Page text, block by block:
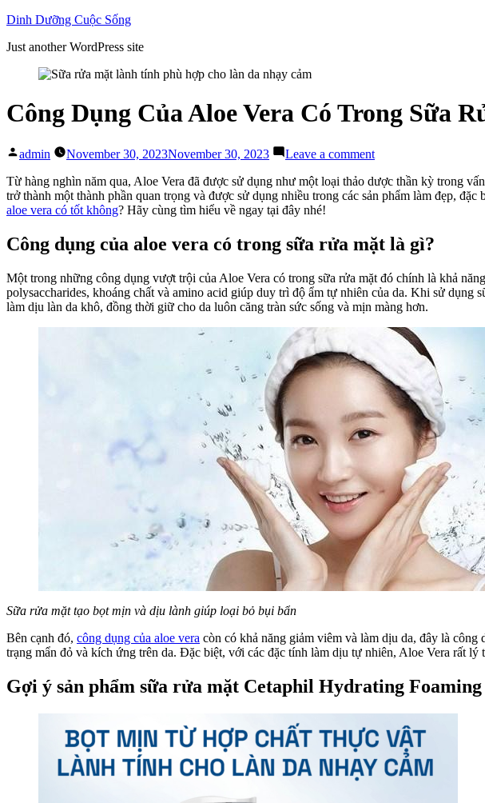
Skip
content
Dinh Dưỡng Cuộc Sống
Just another WordPress site
Công Dụng Của Aloe Vera Có Trong Sữa
Posted
admin November 30, 2023November 30, 2023 Leave a commenton
Dụng
Của
Có
Trong
Rửa
Mặt
Là
Gì?
Từ hàng nghìn năm qua, Aloe Vera đã được sử dụng như một loại thảo dược thần kỳ trong
trở thành một thành phần quan trọng và được sử dụng nhiều trong các sản phẩm làm đẹp,
aloe vera có tốt không? Hãy cùng tìm hiểu về ngay tại đây nhé!
Công dụng của aloe vera có trong sữa rửa mặt là gì?
Một trong những công dụng vượt trội của Aloe Vera có trong sữa rửa mặt đó chính là khả
polysaccharides, khoáng chất và amino acid giúp duy trì độ ẩm tự nhiên của da. Khi sử dụng
làm dịu làn da khô, đồng thời giữ cho da luôn căng tràn sức sống và mịn màng hơn.
Sữa rửa mặt tạo bọt mịn và dịu lành giúp loại bỏ bụi bẩn
Bên cạnh đó, công dụng của aloe vera còn có khả năng giảm viêm và làm dịu da, đây là
trạng mẩn đỏ và kích ứng trên da. Đặc biệt, với các đặc tính làm dịu tự nhiên, Aloe Vera rất
Gợi ý sản phẩm sữa rửa mặt Cetaphil Hydrating